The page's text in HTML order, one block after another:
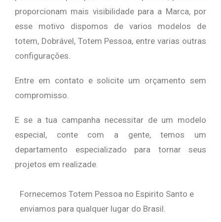
proporcionam mais visibilidade para a Marca, por
esse motivo dispomos de varios modelos de
totem, Dobrável, Totem Pessoa, entre varias outras
configurações.
Entre em contato e solicite um orçamento sem
compromisso.
E se a tua campanha necessitar de um modelo
especial, conte com a gente, temos um
departamento especializado para tornar seus
projetos em realizade.
Fornecemos Totem Pessoa no Espirito Santo e
enviamos para qualquer lugar do Brasil.